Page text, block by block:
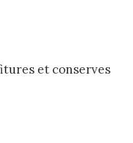
et conserves